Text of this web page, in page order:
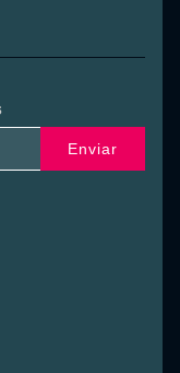
Enviar